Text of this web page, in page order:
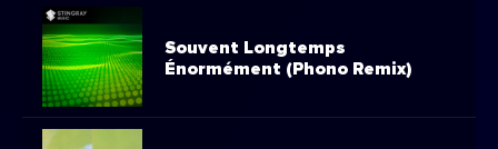
Souvent Longtemps
Énormément (Phono Remix)